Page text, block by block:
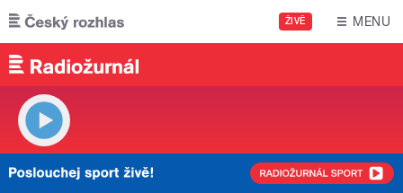
Přejít k hlavnímu obsahu
ŽIVĚ MENU